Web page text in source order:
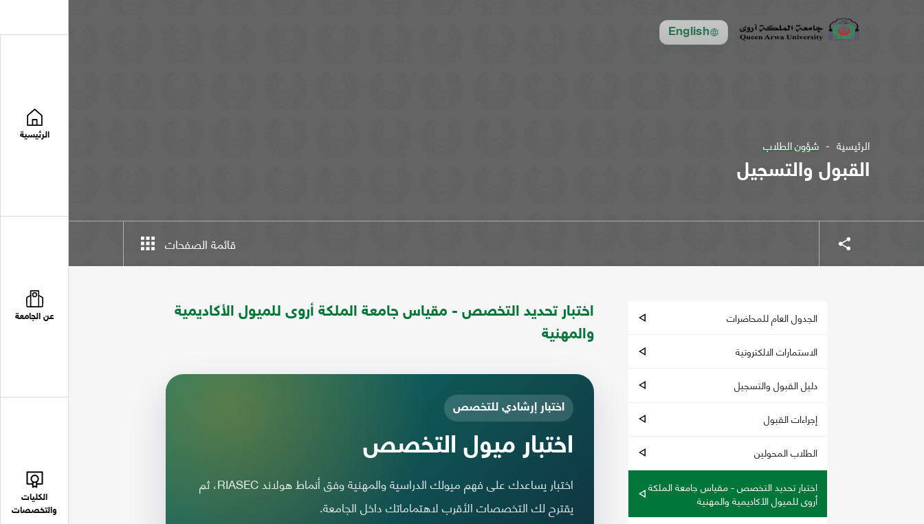
English
الرئيسية
عن الجامعة
الكليات
والتخصصات
الرئيسية شؤون الطلاب
القبول والتسجيل
شارك قائمة الصفحات
الجدول العام للمحاضرات
الاستمارات الالكترونية
دليل القبول والتسجيل
إجراءات القبول
الطلاب المحولين
اختبار تحديد التخصص - مقياس جامعة الملكة
أروى للميول الأكاديمية والمهنية
اختبار تحديد التخصص - مقياس جامعة الملكة أروى للميول الأكاديمية
والمهنية
اختبار إرشادي للتخصص
اختبار ميول التخصص
اختبار يساعدك على فهم ميولك الدراسية والمهنية وفق أنماط هولاند RIASEC، ثم
يقترح لك التخصصات الأقرب لاهتماماتك داخل الجامعة.